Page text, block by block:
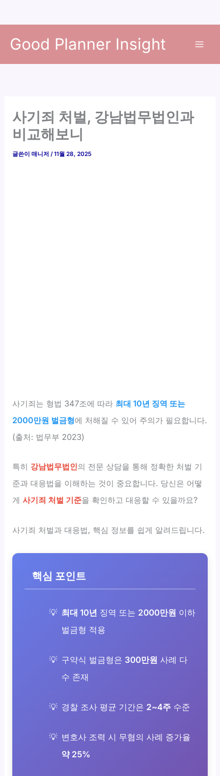
Good Planner Insight
사기죄 처벌, 강남법무법인과
비교해보니
글쓴이매니저/11월 28, 2025
사기죄는 형법 347조에 따라 최대 10년 징역 또는
2000만원 벌금형에 처해질 수 있어 주의가 필요합니다.
(출처: 법무부 2023)
특히 강남법무법인의 전문 상담을 통해 정확한 처벌 기
준과 대응법을 이해하는 것이 중요합니다. 당신은 어떻
게사기죄 처벌 기준을 확인하고 대응할 수 있을까요?
사기죄 처벌과 대응법, 핵심 정보를 쉽게 알려드립니다.
핵심 포인트
최대 10년 징역 또는 2000만원 이하
벌금형 적용
구약식 벌금형은 300만원 사례 다
수 존재
경찰 조사 평균 기간은 2~4주수준
변호사 조력 시 무혐의 사례 증가율
약 25%